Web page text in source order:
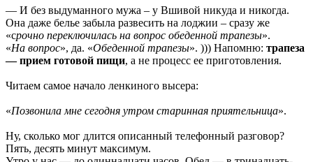
— И без выдуманного мужа – у Вшивой никуда и никогда.
Она даже белье забыла развесить на лоджии – сразу же
«срочно переключилась на вопрос обеденной трапезы».
«На вопрос», да. «Обеденной трапезы». ))) Напомню: трапеза
— прием готовой пищи, а не процесс ее приготовления.
Читаем самое начало ленкиного высера:
«Позвонила мне сегодня утром старинная приятельница».
Ну, сколько мог длится описанный телефонный разговор?
Пять, десять минут максимум.